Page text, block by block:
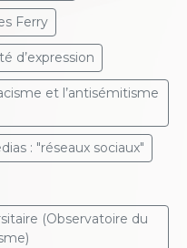
Ferry
d’expression
et l’antisémitisme
: "réseaux sociaux"
(Observatoire du